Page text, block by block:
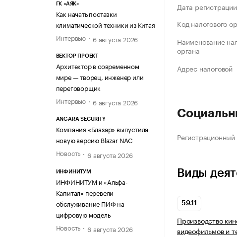
ГК «АЯК»
Как начать поставки
климатической техники из Китая
Интервью
6 августа 2026
ВЕКТОР ПРОЕКТ
Архитектор в современном
мире — творец, инженер или
переговорщик
Интервью
6 августа 2026
ANGARA SECURITY
Компания «Блазар» выпустила
новую версию Blazar NAC
Новость
6 августа 2026
ИНФИНИТУМ
ИНФИНИТУМ и «Альфа-
Капитал» перевели
обслуживание ПИФ на
цифровую модель
Новость
6 августа 2026
Дата регистрации
Код налогового
Наименование
органа
Адрес налоговой
Виды
59.11
Производство
видеофильмов и